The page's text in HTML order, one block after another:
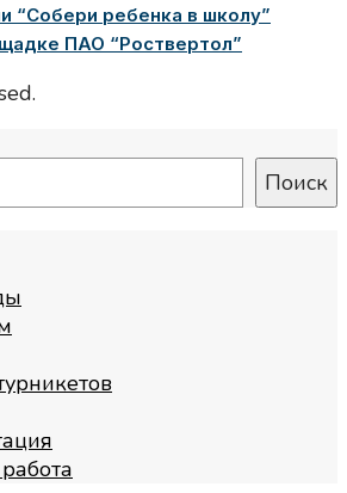
“Собери ребенка в школу”
ПАО “Роствертол”
Поиск